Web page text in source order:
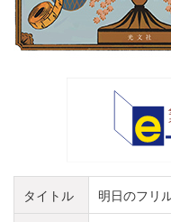
タイトル 明日のフリ